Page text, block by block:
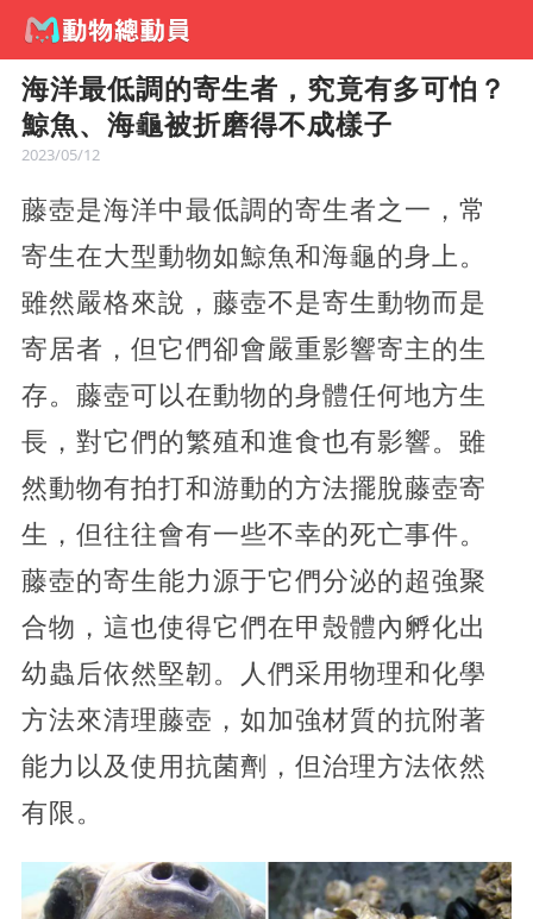
海洋最低調的寄生者，究竟有多可怕？
鯨魚、海龜被折磨得不成樣子
2023/05/12
藤壺是海洋中最低調的寄生者之一，常
寄生在大型動物如鯨魚和海龜的身上。
雖然嚴格來說，藤壺不是寄生動物而是
寄居者，但它們卻會嚴重影響寄主的生
存。藤壺可以在動物的身體任何地方生
長，對它們的繁殖和進食也有影響。雖
然動物有拍打和游動的方法擺脫藤壺寄
生，但往往會有一些不幸的死亡事件。
藤壺的寄生能力源于它們分泌的超強聚
合物，這也使得它們在甲殼體內孵化出
幼蟲后依然堅韌。人們采用物理和化學
方法來清理藤壺，如加強材質的抗附著
能力以及使用抗菌劑，但治理方法依然
有限。